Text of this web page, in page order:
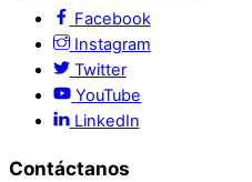
Facebook
Instagram
Twitter
YouTube
LinkedIn
Contáctanos